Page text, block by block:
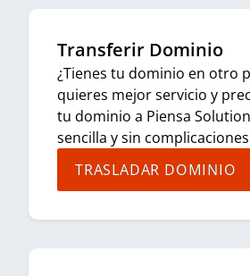
Transferir Dominio
¿Tienes tu dominio en otro
quieres mejor servicio y
tu dominio a Piensa
sencilla y sin
TRASLADAR DOMINIO